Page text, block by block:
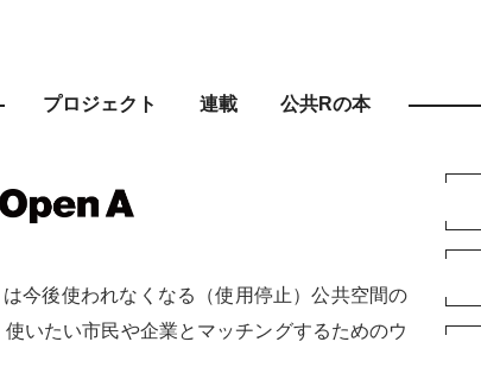
プロジェクト 連載 公共Rの本
今後使われなくなる（使用停止）公共空間の
いたい市民や企業とマッチングするためのウ